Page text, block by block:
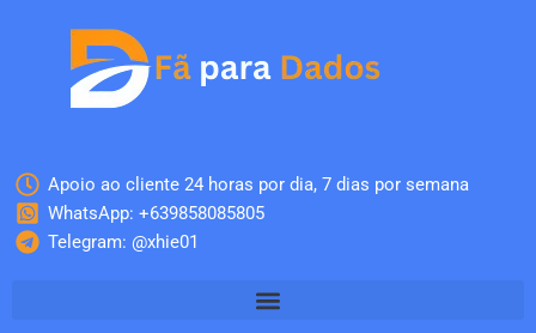
Apoio ao cliente 24 horas por dia, 7 dias por semana
WhatsApp: +639858085805
Telegram: @xhie01